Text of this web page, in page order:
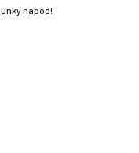
napod!